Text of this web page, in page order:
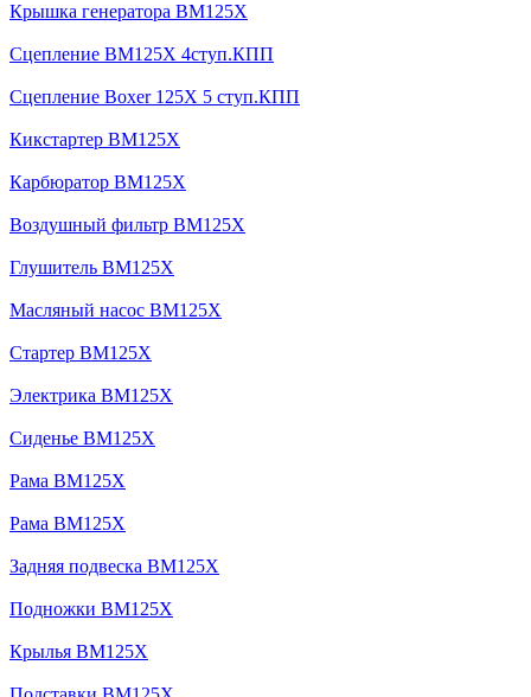
Крышка генератора BM125X
Сцепление BM125X 4ступ.КПП
Сцепление Boxer 125X 5 ступ.КПП
Кикстартер BM125X
Карбюратор BM125X
Воздушный фильтр BM125X
Глушитель BM125X
Масляный насос BM125X
Стартер BM125X
Электрика BM125X
Сиденье BM125X
Рама BM125X
Рама BM125X
Задняя подвеска BM125X
Подножки BM125X
Крылья BM125X